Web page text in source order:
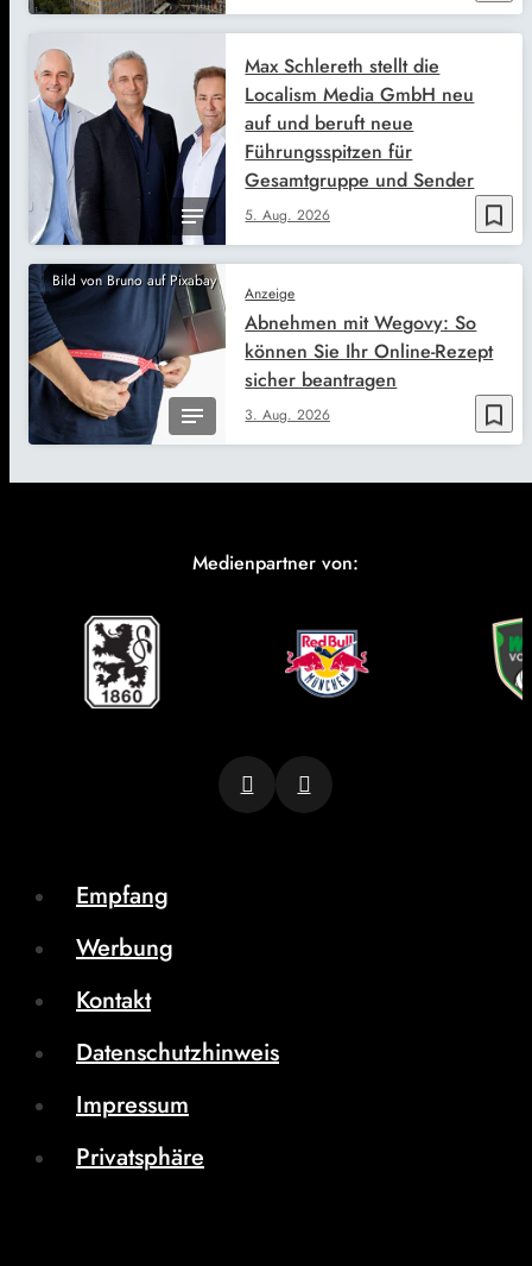
bookmark_border
5. Aug. 2026
Max Schlereth stellt die
Localism Media GmbH neu
auf und beruft neue
Führungsspitzen für
Gesamtgruppe und Sender
Bild von Bruno auf Pixabay
bookmark_border
Anzeige
3. Aug. 2026
Abnehmen mit Wegovy: So
können Sie Ihr Online-Rezept
sicher beantragen
Medienpartner von:
Empfang
Werbung
Kontakt
Datenschutzhinweis
Impressum
Privatsphäre